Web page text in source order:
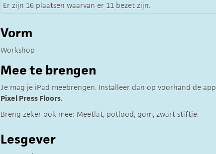
Er zijn 16 plaatsen waarvan er 11 bezet zijn.
Vorm
Workshop
Mee te brengen
Je mag je iPad meebrengen. Installeer dan op voorhand de app
Pixel Press Floors.
Breng zeker ook mee: Meetlat, potlood, gom, zwart stiftje.
Lesgever